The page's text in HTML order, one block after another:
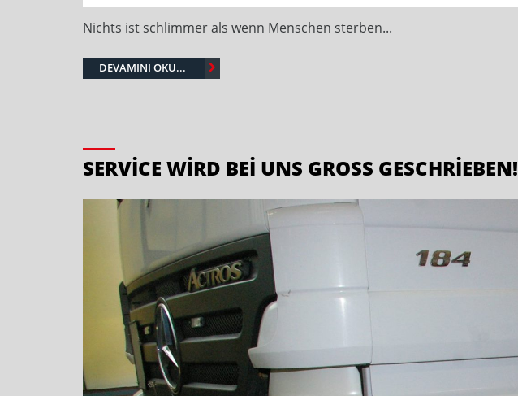
Nichts ist schlimmer als wenn Menschen sterben...
DEVAMINI OKU...
SERVICE WIRD BEI UNS GROSS GESCHRIEBEN!